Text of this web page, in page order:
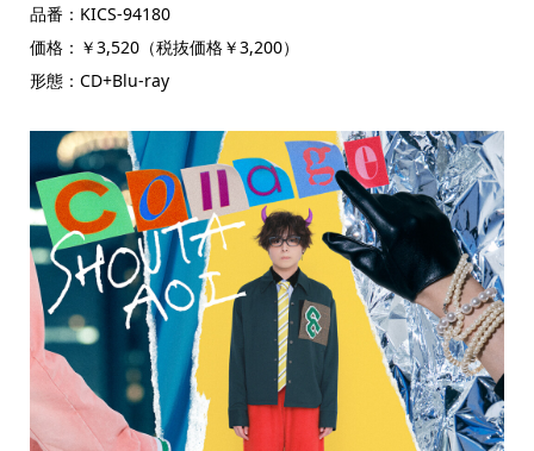
品番：KICS-94180
価格：￥3,520（税抜価格￥3,200）
形態：CD+Blu-ray